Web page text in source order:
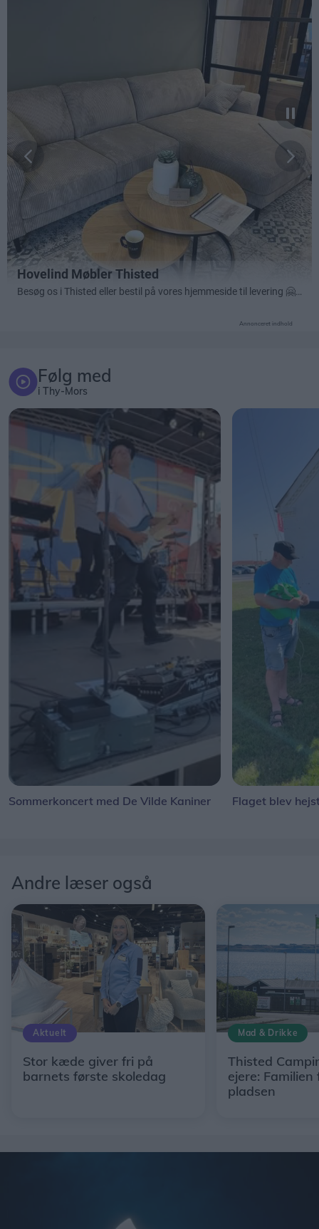
Annonceret indhold
Følg med
i Thy-Mors
Sommerkoncert med De Vilde Kaniner Flaget blev
Andre læser også
Aktuelt
Stor kæde giver fri på
barnets første skoledag
Mad & Drikke
Thisted
ejere:
pladsen